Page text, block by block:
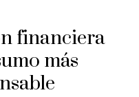
financiera
más